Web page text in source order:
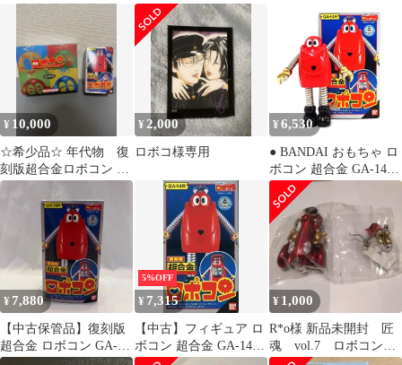
ロモーションカード》
４枚セット 青
ル 星2 パラレル
UA09BT/BTR-1-023 ユ
ニオンアリーナ UNION
ARENA ユニアリ
¥ 10,000
☆希少品☆ 年代物 復
刻版超合金ロボコン 超
金鋼ロボコン まとめ
¥ 2,000
ロボコ様専用
¥ 6,530
● BANDAI おもちゃ ロ
ボコン 超合金 GA-14R
復刻版「がんばれ!!ロ
ボコン」 開封品
¥ 7,880
【中古保管品】復刻版
超合金 ロボコン GA-
5%OFF
¥ 7,315
【中古】フィギュア ロ
ボコン 超合金 GA-14R
¥ 1,000
R*o様 新品未開封 匠
魂 vol.7 ロボコン